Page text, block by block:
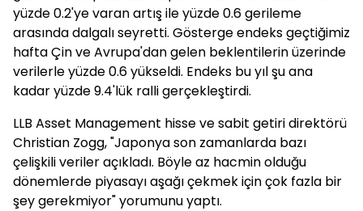
yüzde 0.2'ye varan artış ile yüzde 0.6 gerileme
arasında dalgalı seyretti. Gösterge endeks geçtiğimiz
hafta Çin ve Avrupa'dan gelen beklentilerin üzerinde
verilerle yüzde 0.6 yükseldi. Endeks bu yıl şu ana
kadar yüzde 9.4'lük ralli gerçekleştirdi.
LLB Asset Management hisse ve sabit getiri direktörü
Christian Zogg, "Japonya son zamanlarda bazı
çelişkili veriler açıkladı. Böyle az hacmin olduğu
dönemlerde piyasayı aşağı çekmek için çok fazla bir
şey gerekmiyor" yorumunu yaptı.